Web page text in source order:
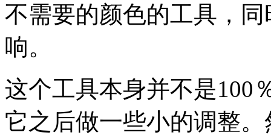
不需要的颜色的工具，
响。
这个工具本身并不是100
它之后做一些小的调整